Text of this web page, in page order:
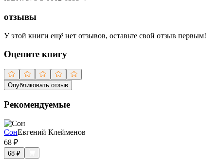
отзывы
У этой книги ещё нет отзывов, оставьте свой отзыв первым!
Оцените книгу
Опубликовать отзыв
Рекомендуемые
СонЕвгений Клейменов
68 ₽
68 ₽